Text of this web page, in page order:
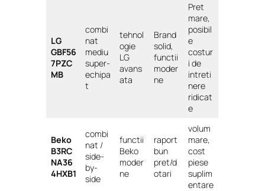
LG
GBF56
7PZC
MB
combi
nat
mediu
super-
echipa
t
tehnol
ogie
LG
avans
ata
Brand
solid,
functii
moder
ne
Pret
mare,
posibil
e
costur
i de
intreti
nere
ridicat
e
Beko
B3RC
NA36
4HXB1
combi
nat /
side-
by-
side
functii
Beko
moder
ne
raport
bun
pret/d
otari
volum
mare,
cost
piese
suplim
entare